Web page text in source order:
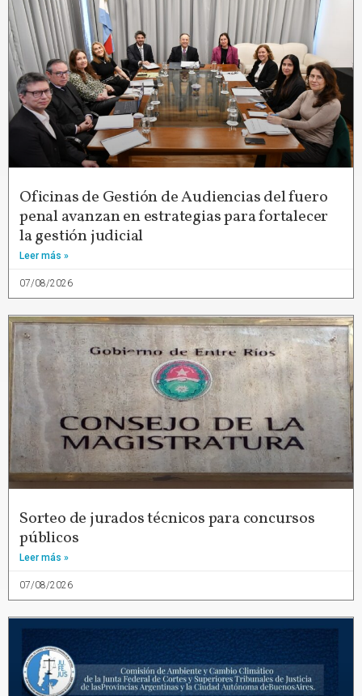
Oficinas de Gestión de Audiencias del fuero
penal avanzan en estrategias para fortalecer
la gestión judicial
Leer más »
07/08/2026
Sorteo de jurados técnicos para concursos
públicos
Leer más »
07/08/2026